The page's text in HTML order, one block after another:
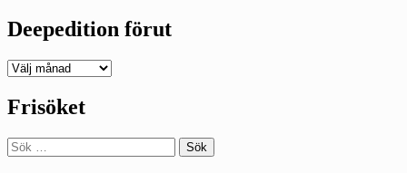
Deepedition förut
Deepedition
Frisöket
Sök
efter: